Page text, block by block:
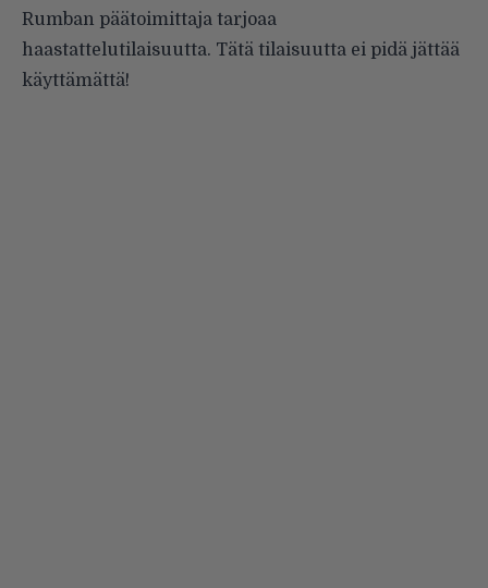
Rumban päätoimittaja tarjoaa
haastattelutilaisuutta. Tätä tilaisuutta ei pidä jättää
käyttämättä!